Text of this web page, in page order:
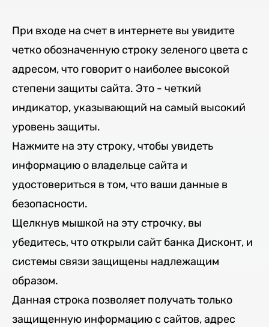
При входе на счет в интернете вы увидите
четко обозначенную строку зеленого цвета с
адресом, что говорит о наиболее высокой
степени защиты сайта. Это - четкий
индикатор, указывающий на самый высокий
уровень защиты.
Нажмите на эту строку, чтобы увидеть
информацию о владельце сайта и
удостовериться в том, что ваши данные в
безопасности.
Щелкнув мышкой на эту строчку, вы
убедитесь, что открыли сайт банка Дисконт, и
системы связи защищены надлежащим
образом.
Данная строка позволяет получать только
защищенную информацию с сайтов, адрес